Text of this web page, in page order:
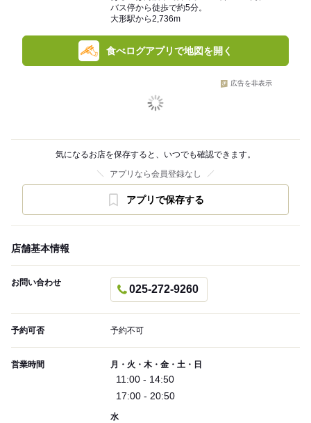
バス停から徒歩で約5分。
大形駅から2,736m
食べログアプリで地図を開く
広告を非表示
気になるお店を保存すると、いつでも確認できます。
アプリなら会員登録なし
アプリで保存する
店舗基本情報
お問い合わせ
025-272-9260
予約可否 予約不可
営業時間 月・火・木・金・土・日
11:00 - 14:50
17:00 - 20:50
水